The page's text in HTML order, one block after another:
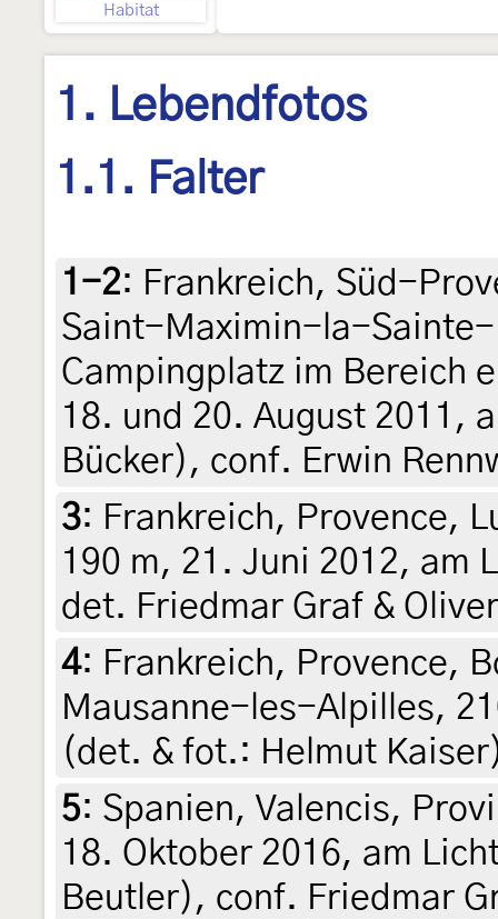
Habitat
1. Lebendfotos
1.1. Falter
1-2: Frankreich, Süd-
Saint-Maximin-la-Sainte-
Campingplatz im Bereich
18. und 20. August 2011,
Bücker), conf. Erwin
3: Frankreich, Provence,
190 m, 21. Juni 2012, am
det. Friedmar Graf &
4: Frankreich, Provence,
Mausanne-les-Alpilles,
(det. & fot.: Helmut
5: Spanien, Valencis,
18. Oktober 2016, am
Beutler), conf. Friedmar